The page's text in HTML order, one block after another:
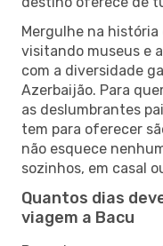
Mergulhe na
visitando museus e
com a diversidade
Azerbaijão. Para
as deslumbrantes
tem para oferecer
não esquece
sozinhos, em casal
Quantos dias
viagem a Bacu